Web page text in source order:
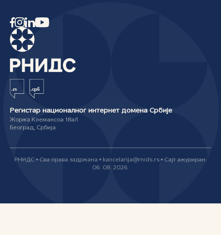
Регистар националног интернет домена Србије
Жоржа Клемансоа 18а/I
Београд, Србија
РНИДС • Сва права задржана • kancelarija@rnids.rs • Сајт ажуриран:
06. 08. 2026.